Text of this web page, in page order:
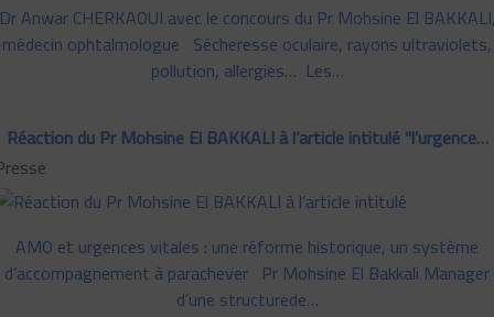
Anwar CHERKAOUI avec le concours du Pr Mohsine El
médecin ophtalmologue Sécheresse oculaire, rayons ultraviolets,
pollution, allergies… Les…
Réaction du Pr Mohsine El BAKKALI à l’article intitulé "l’urgence…
AMO et urgences vitales : une réforme historique, un système
d’accompagnement à parachever Pr Mohsine El Bakkali Manager
d’une structurede…